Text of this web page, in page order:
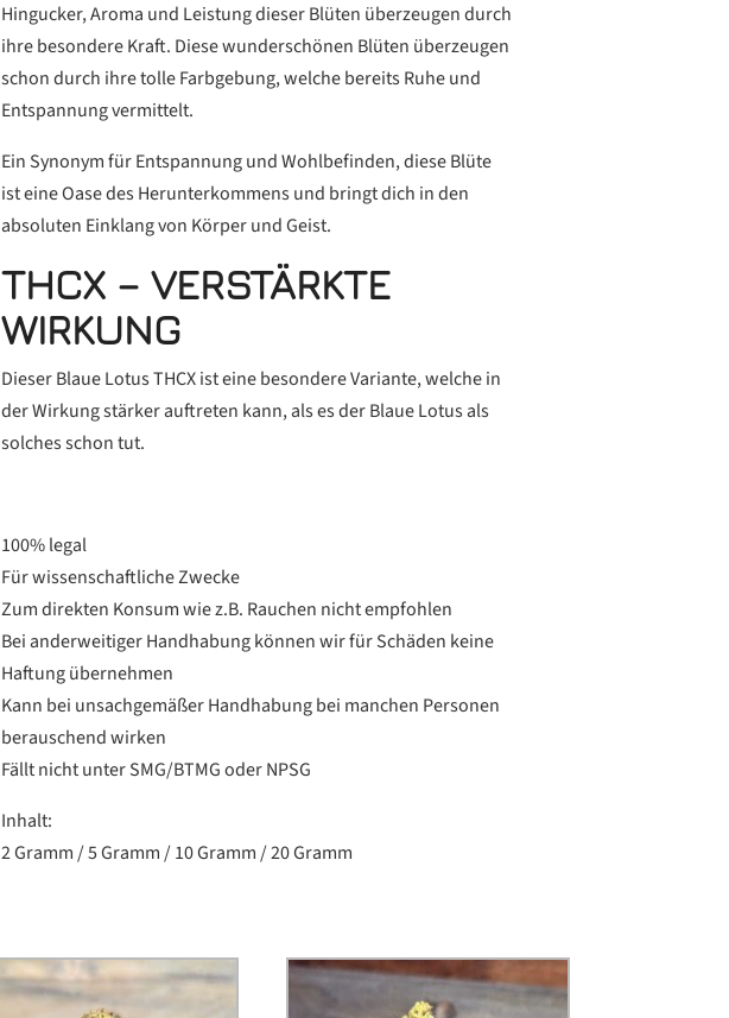
Hingucker, Aroma und Leistung dieser Blüten überzeugen durch
ihre besondere Kraft. Diese wunderschönen Blüten überzeugen
schon durch ihre tolle Farbgebung, welche bereits Ruhe und
Entspannung vermittelt.
Ein Synonym für Entspannung und Wohlbefinden, diese Blüte
ist eine Oase des Herunterkommens und bringt dich in den
absoluten Einklang von Körper und Geist.
THCX – VERSTÄRKTE
WIRKUNG
Dieser Blaue Lotus THCX ist eine besondere Variante, welche in
der Wirkung stärker auftreten kann, als es der Blaue Lotus als
solches schon tut.
100% legal
Für wissenschaftliche Zwecke
Zum direkten Konsum wie z.B. Rauchen nicht empfohlen
Bei anderweitiger Handhabung können wir für Schäden keine
Haftung übernehmen
Kann bei unsachgemäßer Handhabung bei manchen Personen
berauschend wirken
Fällt nicht unter SMG/BTMG oder NPSG
Inhalt:
2 Gramm / 5 Gramm / 10 Gramm / 20 Gramm